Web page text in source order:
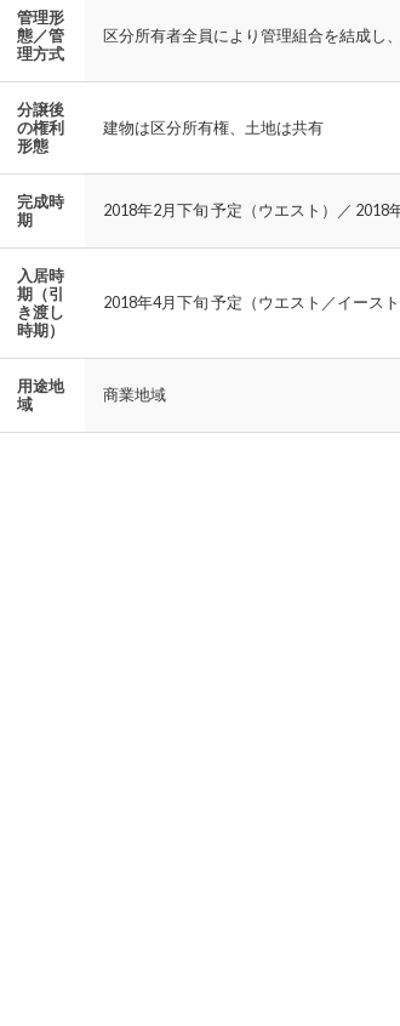
管理形
態／管
理方式
区分所有者全員により管理組合を結成し
分譲後
の権利
形態
建物は区分所有権、土地は共有
完成時
期
2018年2月下旬 予定（ウエスト）／ 2018
入居時
期（引
き渡し
時期）
2018年4月下旬 予定（ウエスト／イースト
用途地
域
商業地域